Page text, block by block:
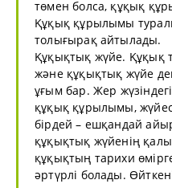
төмен болса, құқық
Құқық құрылымы
толығырақ айтылады.
Құқықтық жүйе. Құқық
және құқықтық жүйе
ұғым бар. Жер
құқық құрылымы,
бірдей – ешқандай
құқықтық жүйенің
құқықтың тарихи
әртүрлі болады.